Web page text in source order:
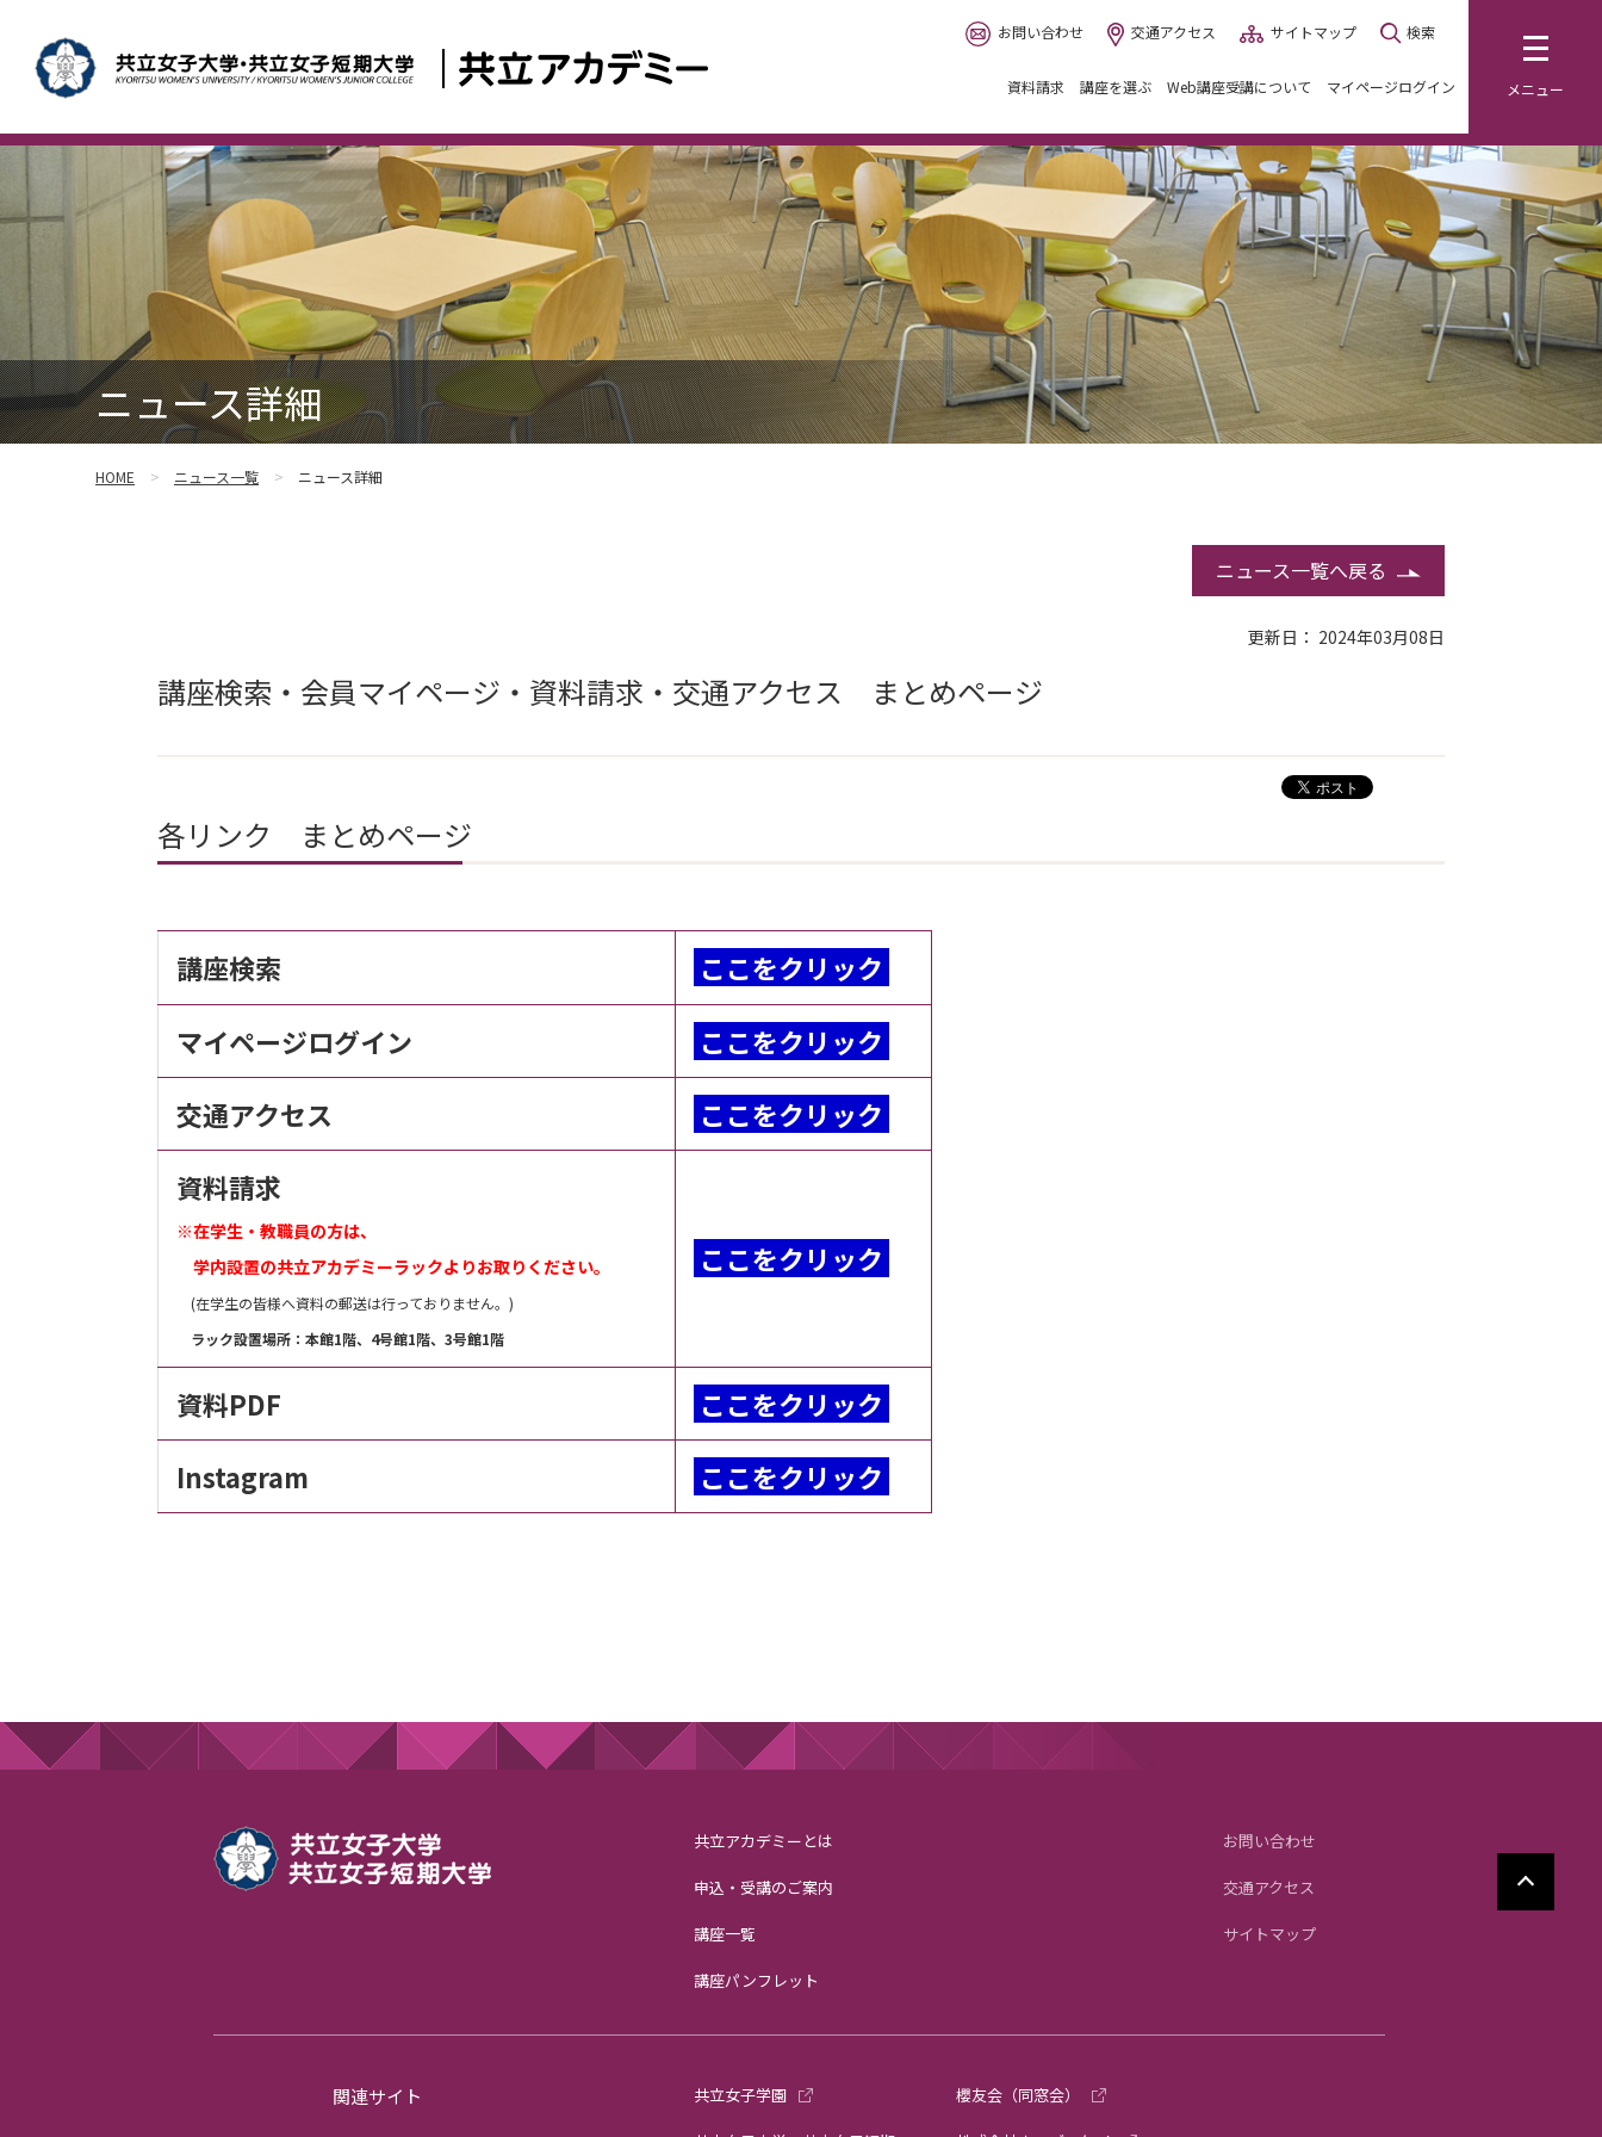
メニュー
検索
お問い合わせ 交通アクセス サイトマップ
資料請求 講座を選ぶ Web講座受講について マイページログイン
ニュース詳細
HOME ニュース一覧 ニュース詳細
ニュース一覧へ戻る
更新日： 2024年03月08日
講座検索・会員マイページ・資料請求・交通アクセス まとめページ
各リンク まとめページ
講座検索
ここをクリック
マイページログイン
ここをクリック
交通アクセス
ここをクリック
資料請求
※在学生・教職員の方は、
学内設置の共立アカデミーラックよりお取りください。
(在学生の皆様へ資料の郵送は行っておりません。)
ラック設置場所：本館1階、4号館1階、3号館1階
ここをクリック
資料PDF
ここをクリック
Instagram
ここをクリック
共立アカデミーとは
申込・受講のご案内
講座一覧
講座パンフレット
お問い合わせ
交通アクセス
サイトマップ
関連サイト 共立女子学園 櫻友会（同窓会）